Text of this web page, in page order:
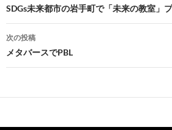
稿
ナ
ビ
ゲ
ー
SDGs未来都市の岩手町で「未来の教室」
次の投稿
メタバースでPBL